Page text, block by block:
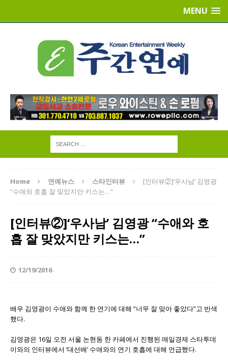
MENU
Home 연예뉴스 스타인터뷰
[인터뷰②]‘우사남’ 김영광
“수애와 호흡 잘 맞았지만 키스는…”
[인터뷰②]‘우사남’ 김영광 “수애와 호
흡 잘 맞았지만 키스는…”
12/19/2016
배우 김영광이 수애와 함께 한 연기에 대해 “너무 잘 맞아 좋았다”고 반색
했다.
김영광은 16일 오전 서울 논현동 한 카페에서 진행된 매일경제 스타투데
이와의 인터뷰에서 ‘대선배’ 수애와의 연기 호흡에 대해 언급했다.